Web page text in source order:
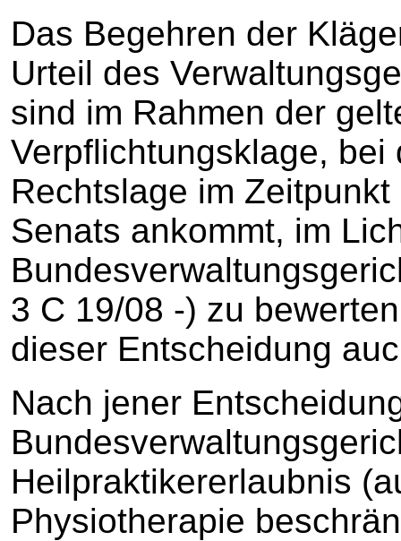
Das Begehren der
Urteil des
sind im Rahmen der
Verpflichtungsklage,
Rechtslage im
Senats ankommt, im
3 C 19/08 -) zu
dieser Entscheidung
Nach jener
Heilpraktikererlaubnis
Physiotherapie